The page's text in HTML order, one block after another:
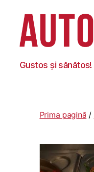
Autoservire
Foisor
Gustos și sănătos!
Prima pagină /